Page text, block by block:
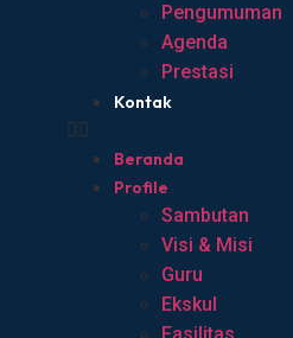
Pengumuman
Agenda
Prestasi
Kontak
Beranda
Profile
Sambutan
Visi & Misi
Guru
Ekskul